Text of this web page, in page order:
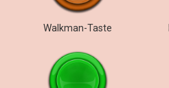
Walkman-Taste